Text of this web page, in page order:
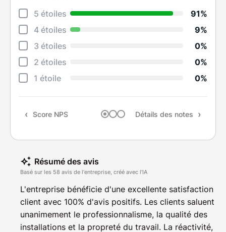
5 étoiles
91%
4 étoiles
9%
3 étoiles
0%
2 étoiles
0%
1 étoile
0%
Score NPS Détails des notes
Résumé des avis
Basé sur les 58 avis de l'entreprise, créé avec l'IA
L'entreprise bénéficie d'une excellente satisfaction
client avec 100% d'avis positifs. Les clients saluent
unanimement le professionnalisme, la qualité des
installations et la propreté du travail. La réactivité,